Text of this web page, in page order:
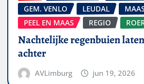
GEM. VENLO
LEUDAL
PEEL EN MAAS
REGIO
Nachtelijke regenbuien
achter
AVLimburg jun 19, 2026